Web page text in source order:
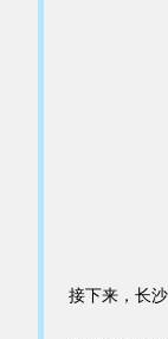
接下来，长沙